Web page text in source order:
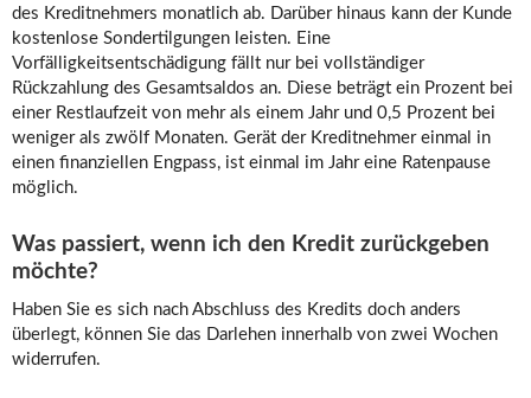
des Kreditnehmers monatlich ab. Darüber hinaus kann der Kunde
kostenlose Sondertilgungen leisten. Eine
Vorfälligkeitsentschädigung fällt nur bei vollständiger
Rückzahlung des Gesamtsaldos an. Diese beträgt ein Prozent bei
einer Restlaufzeit von mehr als einem Jahr und 0,5 Prozent bei
weniger als zwölf Monaten. Gerät der Kreditnehmer einmal in
einen finanziellen Engpass, ist einmal im Jahr eine Ratenpause
möglich.
Was passiert, wenn ich den Kredit zurückgeben
möchte?
Haben Sie es sich nach Abschluss des Kredits doch anders
überlegt, können Sie das Darlehen innerhalb von zwei Wochen
widerrufen.